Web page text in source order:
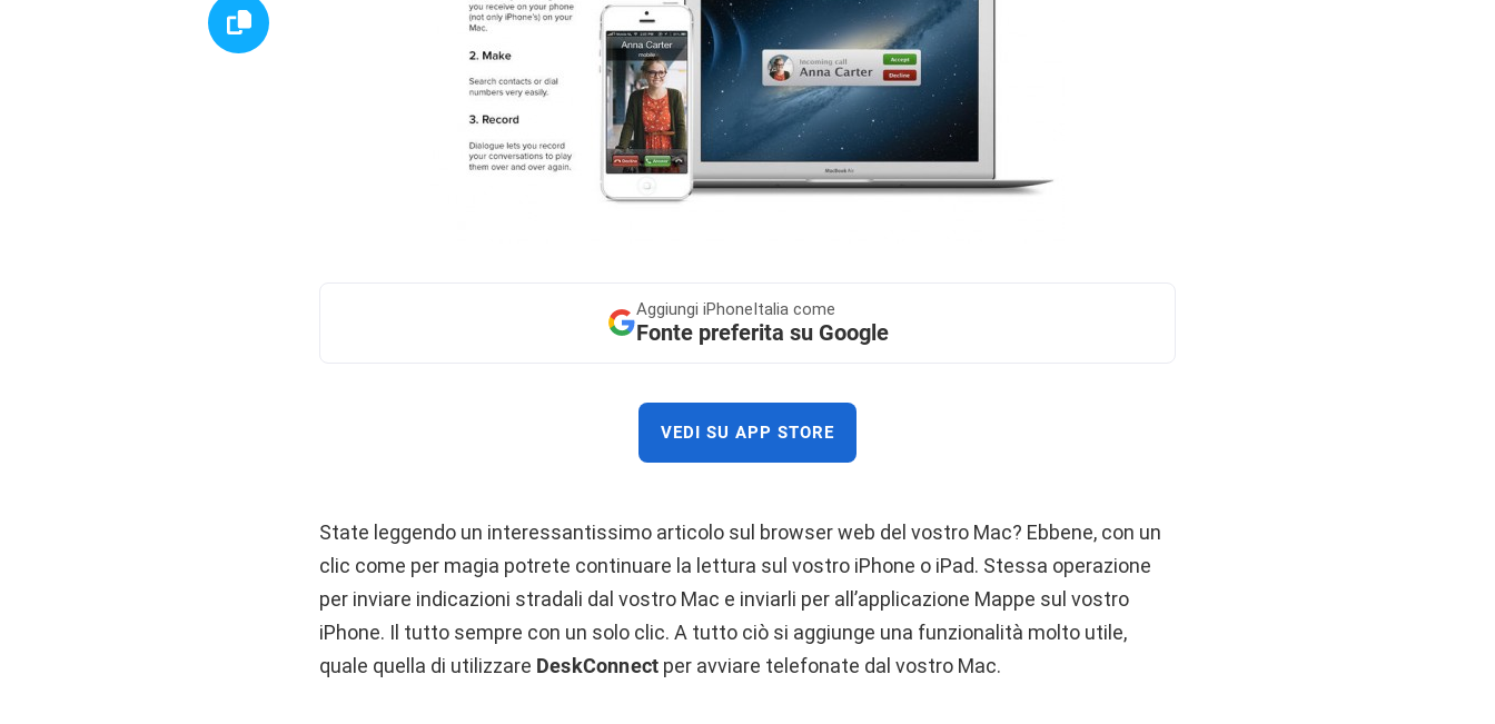
Aggiungi iPhoneItalia come
Fonte preferita su Google
VEDI SU APP STORE
State leggendo un interessantissimo articolo sul browser web del vostro Mac? Ebbene, con un
clic come per magia potrete continuare la lettura sul vostro iPhone o iPad. Stessa operazione
per inviare indicazioni stradali dal vostro Mac e inviarli per all’applicazione Mappe sul vostro
iPhone. Il tutto sempre con un solo clic. A tutto ciò si aggiunge una funzionalità molto utile,
quale quella di utilizzare DeskConnect per avviare telefonate dal vostro Mac.